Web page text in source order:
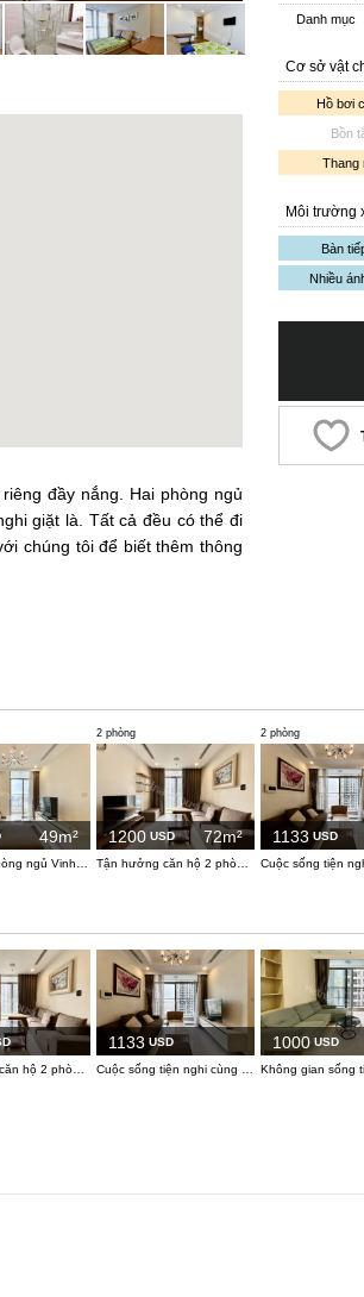
đầy nắng. Hai phòng ngủ
giặt là. Tất cả đều có thể đi
chúng tôi để biết thêm thông
Danh mục
Cơ sở vật
Hồ bơi
Bồn
Thang
Môi trường
Bàn
Nhiều
49m²
2 phòng
1200 USD 72m²
2 phòng
1133 USD
1133 USD 1000USD